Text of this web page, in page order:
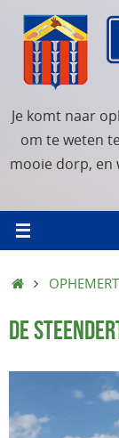
naar
inhoud
Je komt naar
om te weten
mooie dorp, en
HOMEOPHEMERT
DE